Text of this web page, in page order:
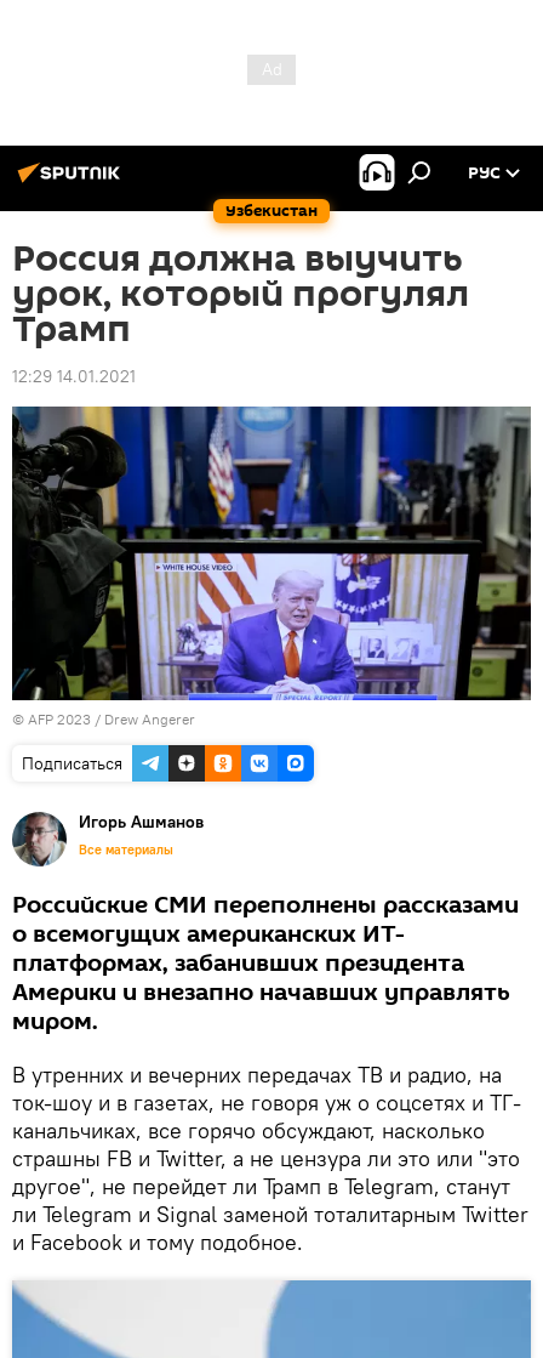
Узбекистан
РУС
Россия должна выучить
урок, который прогулял
Трамп
12:29 14.01.2021
© AFP 2023 / Drew Angerer
Подписаться
Игорь Ашманов
Все материалы
Российские СМИ переполнены рассказами
о всемогущих американских ИТ-
платформах, забанивших президента
Америки и внезапно начавших управлять
миром.
В утренних и вечерних передачах ТВ и радио, на
ток-шоу и в газетах, не говоря уж о соцсетях и ТГ-
канальчиках, все горячо обсуждают, насколько
страшны FB и Twitter, а не цензура ли это или "это
другое", не перейдет ли Трамп в Telegram, станут
ли Telegram и Signal заменой тоталитарным Twitter
и Facebook и тому подобное.